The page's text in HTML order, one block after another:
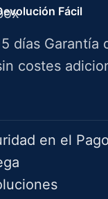
Fácil
días Garantía
costes
en el Pago